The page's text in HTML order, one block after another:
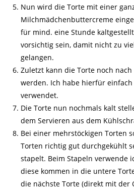
Nun wird die Torte mit einer
Milchmädchenbuttercreme
für mind. eine Stunde
vorsichtig sein, damit nicht zu
gelangen.
Zuletzt kann die Torte noch
werden. Ich habe hierfür
verwendet.
Die Torte nun nochmals kalt
dem Servieren aus dem
Bei einer mehrstöckigen Torten
Torten richtig gut durchgekühlt
stapelt. Beim Stapeln verwende
diese kommen in die untere
die nächste Torte (direkt mit der